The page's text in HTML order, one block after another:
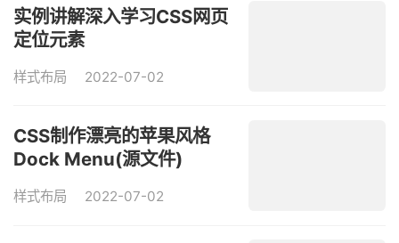
实例讲解深入学习CSS网页
定位元素
样式布局 2022-07-02
CSS制作漂亮的苹果风格
Dock Menu(源文件)
样式布局 2022-07-02